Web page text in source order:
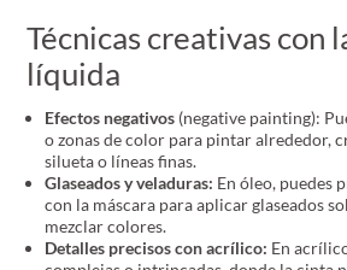
Técnicas creativas con
líquida
Efectos negativos (negative painting):
o zonas de color para pintar alrededor,
silueta o líneas finas.
Glaseados y veladuras: En óleo, puedes
con la máscara para aplicar glaseados
mezclar colores.
Detalles precisos con acrílico: En